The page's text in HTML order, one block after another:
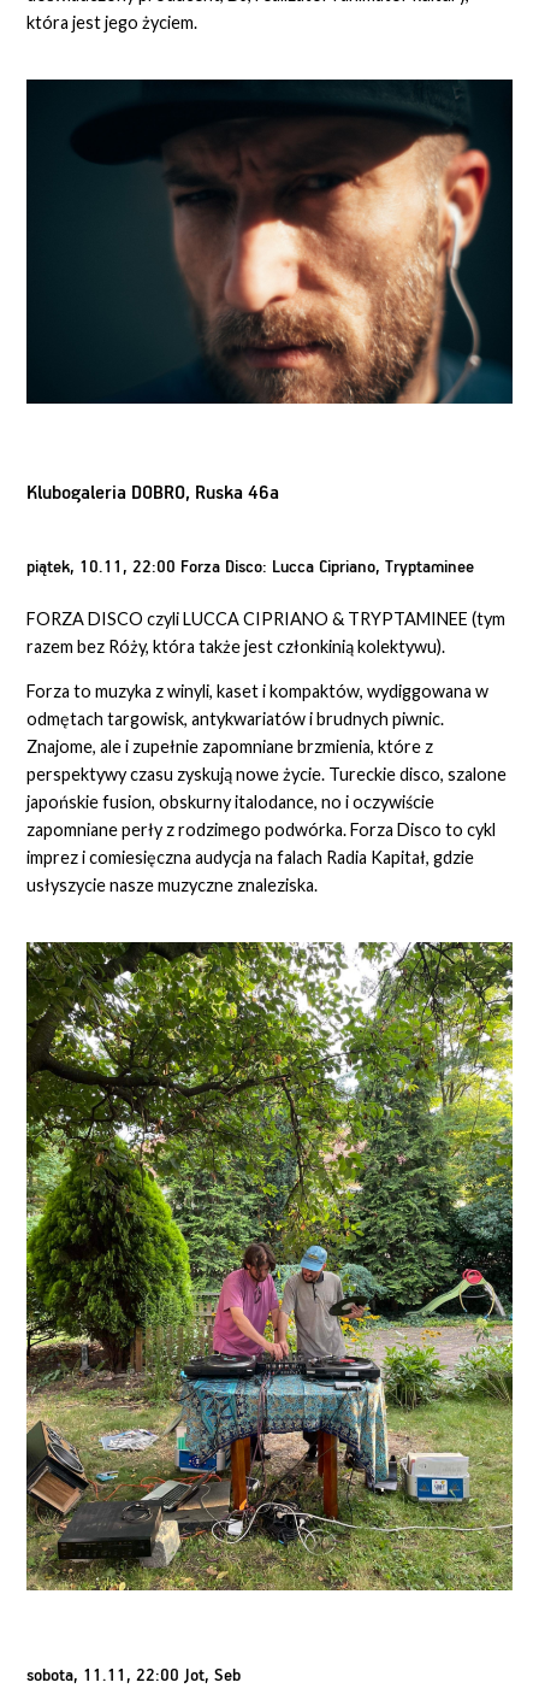
która jest jego życiem.
Klubogaleria DOBRO, Ruska 46a
piątek, 10.11, 22:00 Forza Disco: Lucca Cipriano, Tryptaminee
FORZA DISCO czyli LUCCA CIPRIANO & TRYPTAMINEE (tym
razem bez Róży, która także jest członkinią kolektywu).
Forza to muzyka z winyli, kaset i kompaktów, wydiggowana w
odmętach targowisk, antykwariatów i brudnych piwnic.
Znajome, ale i zupełnie zapomniane brzmienia, które z
perspektywy czasu zyskują nowe życie. Tureckie disco, szalone
japońskie fusion, obskurny italodance, no i oczywiście
zapomniane perły z rodzimego podwórka. Forza Disco to cykl
imprez i comiesięczna audycja na falach Radia Kapitał, gdzie
usłyszycie nasze muzyczne znaleziska.
sobota, 11.11, 22:00 Jot, Seb